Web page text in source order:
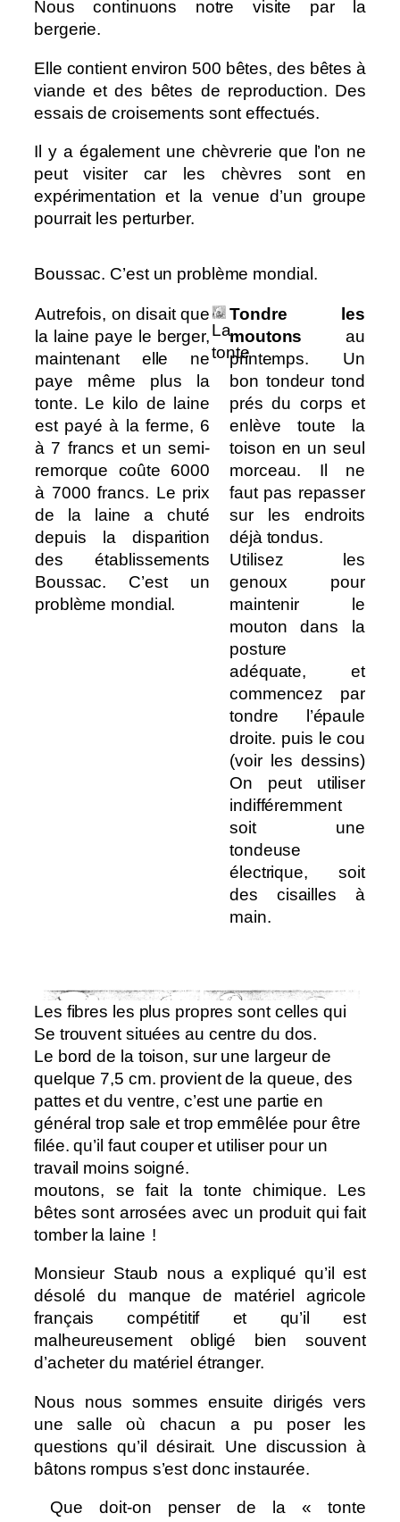
Nous continuons notre visite par la
bergerie.
Elle contient environ 500 bêtes, des bêtes à
viande et des bêtes de reproduction. Des
essais de croisements sont effectués.
Il y a également une chèvrerie que l’on ne
peut visiter car les chèvres sont en
expérimentation et la venue d’un groupe
pourrait les perturber.
Boussac. C’est un problème mondial.
Autrefois, on disait que
la laine paye le berger,
maintenant elle ne
paye même plus la
tonte. Le kilo de laine
est payé à la ferme, 6
à 7 francs et un semi-
remorque coûte 6000
à 7000 francs. Le prix
de la laine a chuté
depuis la disparition
des établissements
Boussac. C’est un
problème mondial.
La
tonte
Tondre les
moutons au
printemps. Un
bon tondeur tond
prés du corps et
enlève toute la
toison en un seul
morceau. Il ne
faut pas repasser
sur les endroits
déjà tondus.
Utilisez les
genoux pour
maintenir le
mouton dans la
posture
adéquate, et
commencez par
tondre l’épaule
droite. puis le cou
(voir les dessins)
On peut utiliser
indifféremment
soit une
tondeuse
électrique, soit
des cisailles à
main.
Les fibres les plus propres sont celles qui
Se trouvent situées au centre du dos.
Le bord de la toison, sur une largeur de
quelque 7,5 cm. provient de la queue, des
pattes et du ventre, c’est une partie en
général trop sale et trop emmêlée pour être
filée. qu’il faut couper et utiliser pour un
travail moins soigné.
En Australie, où il y a beaucoup de
moutons, se fait la tonte chimique. Les
bêtes sont arrosées avec un produit qui fait
tomber la laine !
Monsieur Staub nous a expliqué qu’il est
désolé du manque de matériel agricole
français compétitif et qu’il est
malheureusement obligé bien souvent
d’acheter du matériel étranger.
Nous nous sommes ensuite dirigés vers
une salle où chacun a pu poser les
questions qu’il désirait. Une discussion à
bâtons rompus s’est donc instaurée.
Que doit-on penser de la « tonte